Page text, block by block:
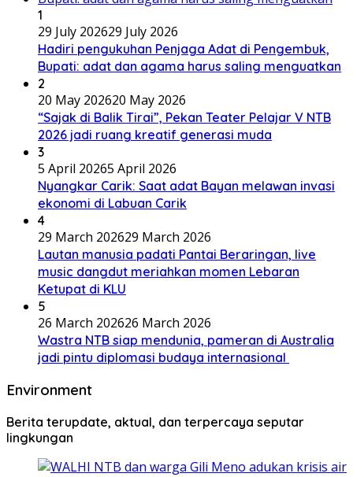
1
29 July 202629 July 2026
Hadiri pengukuhan Penjaga Adat di Pengembuk,
Bupati: adat dan agama harus saling menguatkan
2
20 May 202620 May 2026
“Sajak di Balik Tirai”, Pekan Teater Pelajar V NTB
2026 jadi ruang kreatif generasi muda
3
5 April 20265 April 2026
Nyangkar Carik: Saat adat Bayan melawan invasi
ekonomi di Labuan Carik
4
29 March 202629 March 2026
Lautan manusia padati Pantai Beraringan, live
music dangdut meriahkan momen Lebaran
Ketupat di KLU
5
26 March 202626 March 2026
Wastra NTB siap mendunia, pameran di Australia
jadi pintu diplomasi budaya internasional
Environment
Berita terupdate, aktual, dan terpercaya seputar
lingkungan